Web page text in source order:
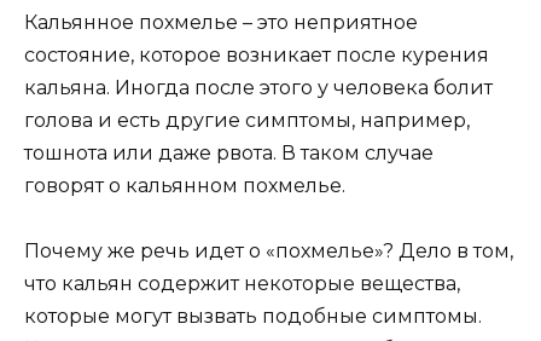
Кальянное похмелье – это неприятное
состояние, которое возникает после курения
кальяна. Иногда после этого у человека болит
голова и есть другие симптомы, например,
тошнота или даже рвота. В таком случае
говорят о кальянном похмелье.
Почему же речь идет о «похмелье»? Дело в том,
что кальян содержит некоторые вещества,
которые могут вызвать подобные симптомы.